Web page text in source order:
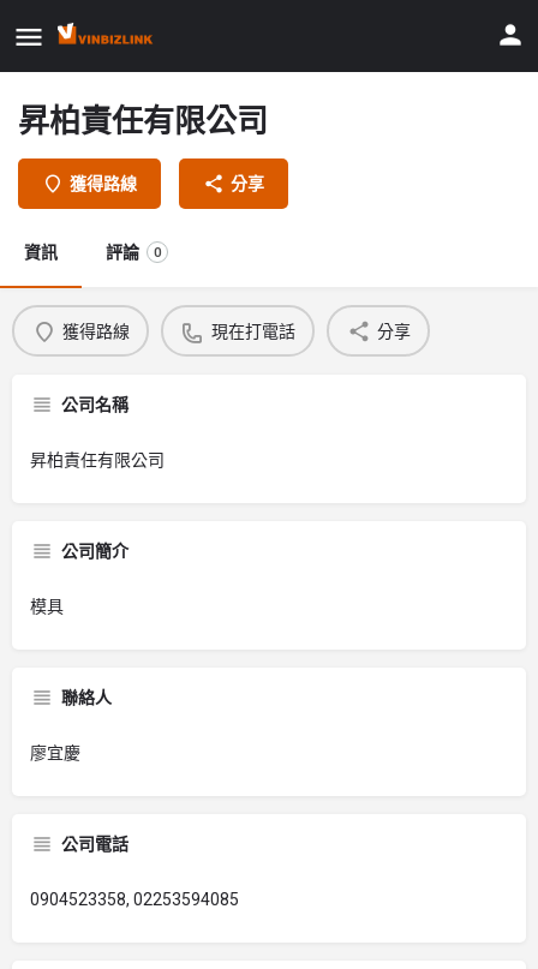
昇柏責任有限公司
獲得路線 分享
資訊 評論 0
獲得路線 現在打電話 分享
公司名稱
昇柏責任有限公司
公司簡介
模具
聯絡人
廖宜慶
公司電話
0904523358, 02253594085